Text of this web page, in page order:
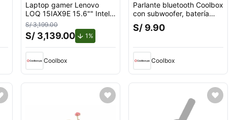
Laptop gamer Lenovo
LOQ 15IAX9E 15.6"" Intel
Core i5, 512GB SSD, 8GB
RAM, Windows 11 Home,
gris
S/ 3,199.00
S/ 3,139.00 1%
Coolbox
Parlante bluetooth Coolbox
con subwoofer, batería
recargable, guitar
S/ 9.90
Coolbox